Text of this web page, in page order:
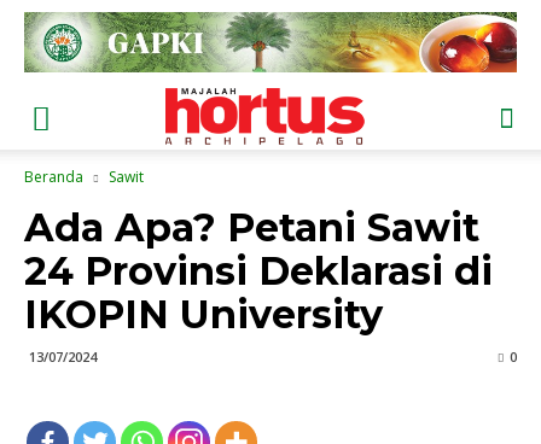
Beranda Sawit
Ada Apa? Petani Sawit
24 Provinsi Deklarasi di
IKOPIN University
13/07/2024 0